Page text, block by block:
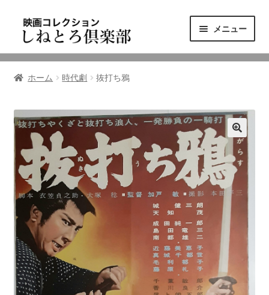
ゲ
シ
ン
へ
キ
ッ
プ
テ
ツ
ス
キ
プ
メニュー
ニュース
東三河の映画館
しねとろ倶楽部について
リンクの旅
ホーム 時代劇 抜打ち鴉